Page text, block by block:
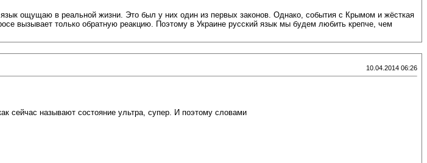
ощущаю в реальной жизни. Это был у них один из первых законов. Однако, события с Крымом и жёсткая
вызывает только обратную реакцию. Поэтому в Украине русский язык мы будем любить крепче, чем
10.04.2014 06:26
сейчас называют состояние ультра, супер. И поэтому словами